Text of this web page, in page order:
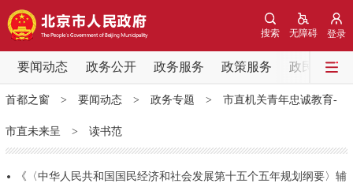
登录
无障碍
搜索
要闻动态 政务公开 政务服务 政策服务 政民互动
要闻动态
党中央精神 国务院信息 中央部委动态
北京要闻 会议信息 部门动态
首都之窗> 要闻动态> 政务专题 > 市直机关青年忠诚教育-
市直未来呈 > 读书范
《〈中华人民共和国国民经济和社会发展第十五个五年规划纲要〉辅